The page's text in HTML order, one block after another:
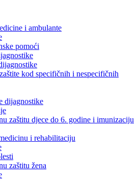
i ambulante
pomoći
kod specifičnih i nespecifičnih
dijagnostike
zaštitu djece do 6. godine i imunizaciju
i rehabilitaciju
zaštitu žena